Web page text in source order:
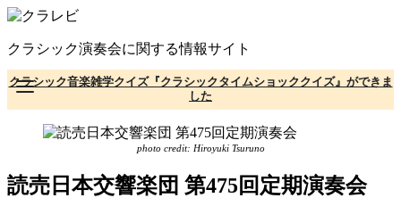
コ
テ
ン
ツ
へ
クラシック演奏会に関する情報サイト
クラシック音楽雑学クイズ『クラシックタイムショッククイズ』ができま
した
photo credit: Hiroyuki Tsuruno
読売日本交響楽団 第475回定期演奏会